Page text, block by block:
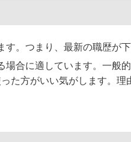
。つまり、最新の職歴が下
合に適しています。一般
た方がいい気がします。理